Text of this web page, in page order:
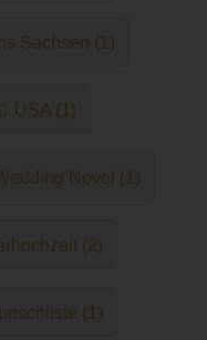
Sachsen (1)
USA (1)
Novel (1)
(2)
(1)